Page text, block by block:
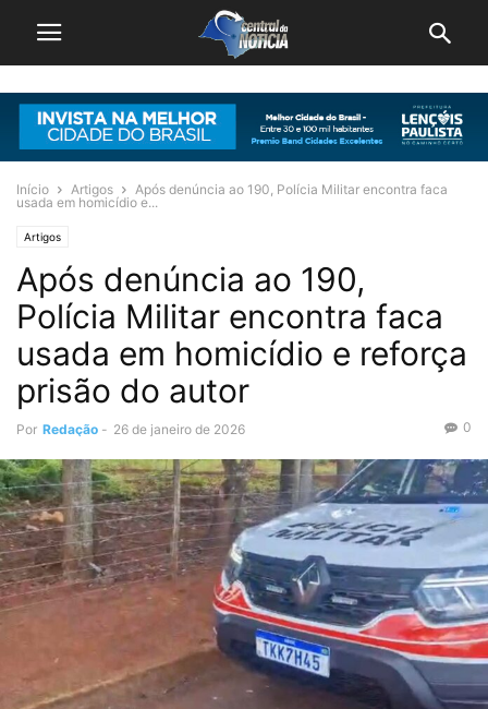
Início Artigos
Após denúncia ao 190, Polícia Militar encontra faca
usada em homicídio e...
Artigos
Após denúncia ao 190,
Polícia Militar encontra faca
usada em homicídio e reforça
prisão do autor
Por Redação - 26 de janeiro de 2026 0